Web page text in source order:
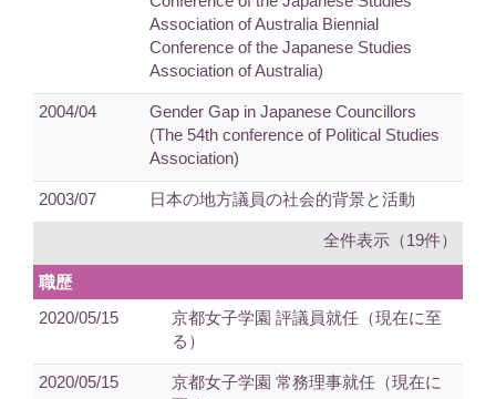
Association of Australia Biennial
Conference of the Japanese Studies
Association of Australia)
2004/04
Gender Gap in Japanese Councillors
(The 54th conference of Political Studies
Association)
2003/07 日本の地方議員の社会的背景と活動
全件表示（19件）
職歴
2020/05/15
京都女子学園 評議員就任（現在に至
る）
2020/05/15
京都女子学園 常務理事就任（現在に